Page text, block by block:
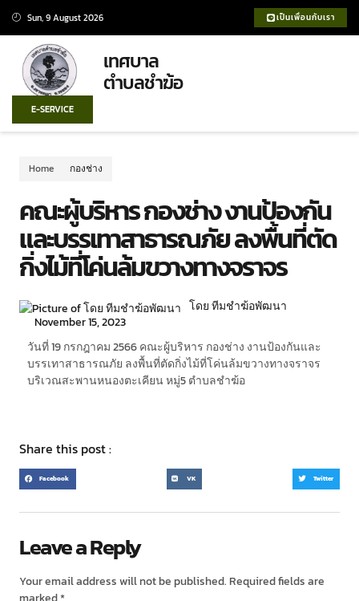
Sun, 9 August 2026 เป็นเพื่อนกับเรา
เทศบาล
ตำบลชำฆ้อ
E-SERVICE
Home กองช่าง
คณะผู้บริหาร กองช่าง งานป้องกัน
และบรรเทาสาธารณภัย ลงพื้นที่ตัด
กิ่งไม้ที่โค่นล้มขวางทางจราจร
โดย ทีมชำฆ้อพัฒนา
November 15, 2023
วันที่ 19 กรกฎาคม 2566 คณะผู้บริหาร กองช่าง งานป้องกันและ
บรรเทาสาธารณภัย ลงพื้นที่ตัดกิ่งไม้ที่โค่นล้มขวางทางจราจร
บริเวณสะพานหนองตะเคียน หมู่5 ตำบลชำฆ้อ
Share this post :
Facebook VK Twitter
Leave a Reply
Your email address will not be published. Required fields are